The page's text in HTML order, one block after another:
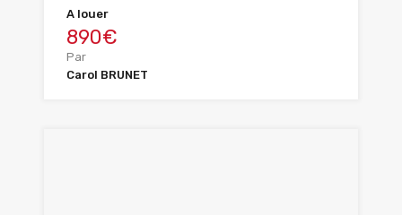
A louer
890€
Par
Carol BRUNET